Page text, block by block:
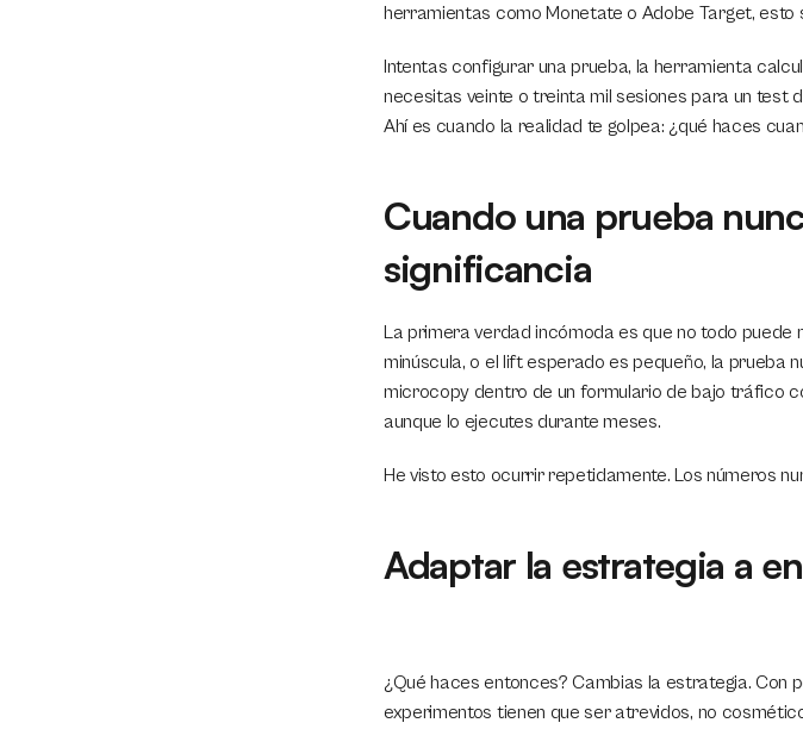
herramientas como Monetate o Adobe Target, esto
Intentas configurar una prueba, la herramienta
necesitas veinte o treinta mil sesiones para un test
Ahí es cuando la realidad te golpea: ¿qué haces
Cuando una prueba
significancia
La primera verdad incómoda es que no todo
minúscula, o el lift esperado es pequeño, la prueba
microcopy dentro de un formulario de bajo tráfico
aunque lo ejecutes durante meses.
He visto esto ocurrir repetidamente. Los números
Adaptar la estrategia a
¿Qué haces entonces? Cambias la estrategia.
experimentos tienen que ser atrevidos, no